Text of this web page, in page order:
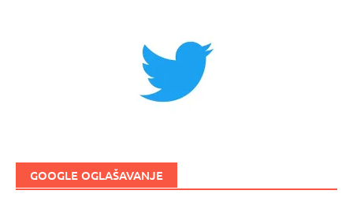
GOOGLE OGLAŠAVANJE